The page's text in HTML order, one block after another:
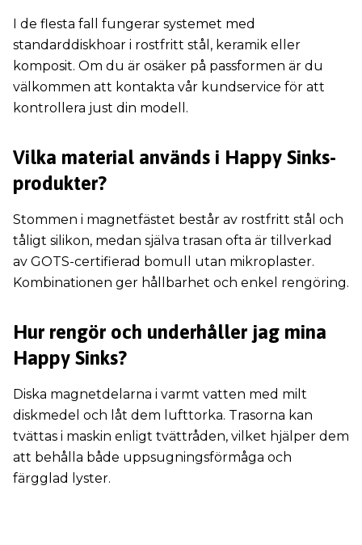
I de flesta fall fungerar systemet med
standarddiskhoar i rostfritt stål, keramik eller
komposit. Om du är osäker på passformen är du
välkommen att kontakta vår kundservice för att
kontrollera just din modell.
Vilka material används i Happy Sinks-
produkter?
Stommen i magnetfästet består av rostfritt stål och
tåligt silikon, medan själva trasan ofta är tillverkad
av GOTS-certifierad bomull utan mikroplaster.
Kombinationen ger hållbarhet och enkel rengöring.
Hur rengör och underhåller jag mina
Happy Sinks?
Diska magnetdelarna i varmt vatten med milt
diskmedel och låt dem lufttorka. Trasorna kan
tvättas i maskin enligt tvättråden, vilket hjälper dem
att behålla både uppsugningsförmåga och
färgglad lyster.